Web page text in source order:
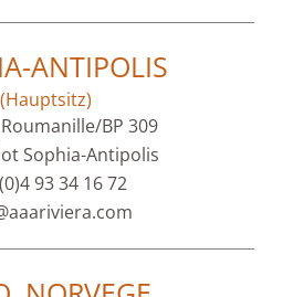
ANTIPOLIS
(Hauptsitz)
BP 309
Sophia-Antipolis
93 34 16 72